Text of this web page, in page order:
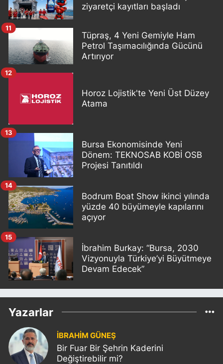
ziyaretçi kayıtları başladı
Tüpraş, 4 Yeni Gemiyle Ham
Petrol Taşımacılığında Gücünü
Artırıyor
11
Horoz Lojistik'te Yeni Üst Düzey
Atama
12
Bursa Ekonomisinde Yeni
Dönem: TEKNOSAB KOBİ OSB
Projesi Tanıtıldı
13
Bodrum Boat Show ikinci yılında
yüzde 40 büyümeyle kapılarını
açıyor
14
İbrahim Burkay: “Bursa, 2030
Vizyonuyla Türkiye’yi Büyütmeye
Devam Edecek”
15
Yazarlar
İBRAHİM GÜNEŞ
Bir Fuar Bir Şehrin Kaderini
Değiştirebilir mi?